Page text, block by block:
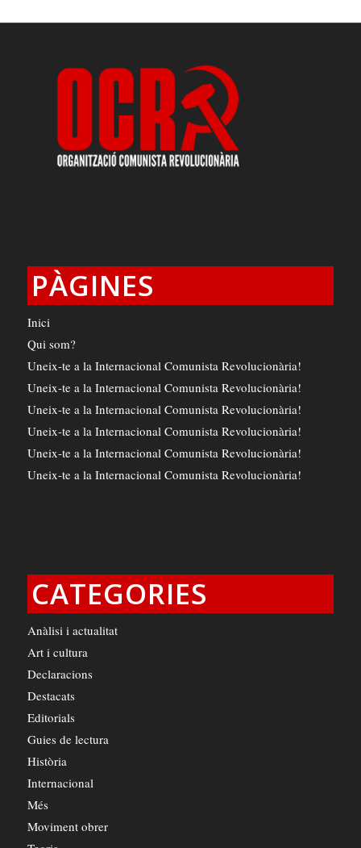
PÀGINES
Inici
Qui som?
Uneix-te a la Internacional Comunista Revolucionària!
Uneix-te a la Internacional Comunista Revolucionària!
Uneix-te a la Internacional Comunista Revolucionària!
Uneix-te a la Internacional Comunista Revolucionària!
Uneix-te a la Internacional Comunista Revolucionària!
Uneix-te a la Internacional Comunista Revolucionària!
CATEGORIES
Anàlisi i actualitat
Art i cultura
Declaracions
Destacats
Editorials
Guies de lectura
Història
Internacional
Més
Moviment obrer